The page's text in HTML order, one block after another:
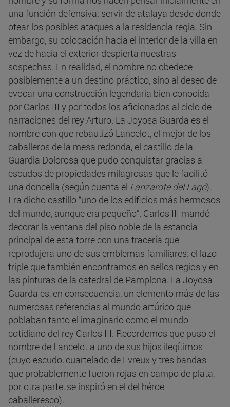
una función defensiva: servir de atalaya desde donde
otear los posibles ataques a la residencia regia. Sin
embargo, su colocación hacia el interior de la villa en
vez de hacia el exterior despierta nuestras
sospechas. En realidad, el nombre no obedece
posiblemente a un destino práctico, sino al deseo de
evocar una construcción legendaria bien conocida
por Carlos III y por todos los aficionados al ciclo de
narraciones del rey Arturo. La Joyosa Guarda es el
nombre con que rebautizó Lancelot, el mejor de los
caballeros de la mesa redonda, el castillo de la
Guardia Dolorosa que pudo conquistar gracias a
escudos de propiedades milagrosas que le facilitó
una doncella (según cuenta el Lanzarote del Lago).
Era dicho castillo “uno de los edificios más hermosos
del mundo, aunque era pequeño”. Carlos III mandó
decorar la ventana del piso noble de la estancia
principal de esta torre con una tracería que
reprodujera uno de sus emblemas familiares: el lazo
triple que también encontramos en sellos regios y en
las pinturas de la catedral de Pamplona. La Joyosa
Guarda es, en consecuencia, un elemento más de las
numerosas referencias al mundo artúrico que
poblaban tanto el imaginario como el mundo
cotidiano del rey Carlos III. Recordemos que puso el
nombre de Lancelot a uno de sus hijos ilegítimos
(cuyo escudo, cuartelado de Evreux y tres bandas
que probablemente fueron rojas en campo de plata,
por otra parte, se inspiró en el del héroe
caballeresco).